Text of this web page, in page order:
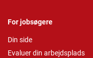
For jobsøgere
Din side
Evaluer din arbejdsplads